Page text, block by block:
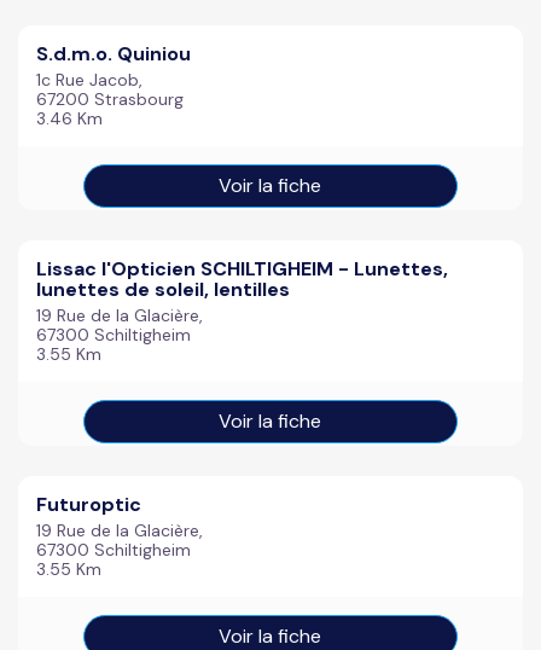
S.d.m.o. Quiniou
1c Rue Jacob,
67200 Strasbourg
3.46 Km
Voir la fiche
Lissac l'Opticien SCHILTIGHEIM - Lunettes,
lunettes de soleil, lentilles
19 Rue de la Glacière,
67300 Schiltigheim
3.55 Km
Voir la fiche
Futuroptic
19 Rue de la Glacière,
67300 Schiltigheim
3.55 Km
Voir la fiche